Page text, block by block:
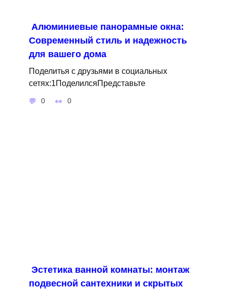
Алюминиевые панорамные окна:
Современный стиль и надежность
для вашего дома
Поделитья с друзьями в социальных
сетях:1ПоделилсяПредставьте
0 0
Эстетика ванной комнаты: монтаж
подвесной сантехники и скрытых